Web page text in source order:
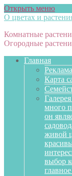
Открыть меню
О цветах и
Комнатные
Огородные
Главная
Реклама
Карта
много
он
живой
выбор